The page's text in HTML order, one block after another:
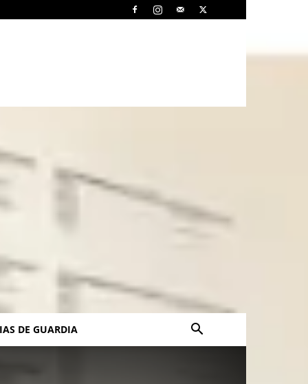
DE GUARDIA